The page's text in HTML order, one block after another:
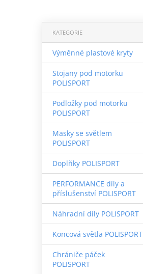
KATEGORIE
Výměnné plastové kryty
Stojany pod motorku
POLISPORT
Podložky pod motorku
POLISPORT
Masky se světlem
POLISPORT
Doplňky POLISPORT
PERFORMANCE díly a
příslušenství POLISPORT
Náhradní díly POLISPORT
Koncová světla POLISPORT
Chrániče páček
POLISPORT